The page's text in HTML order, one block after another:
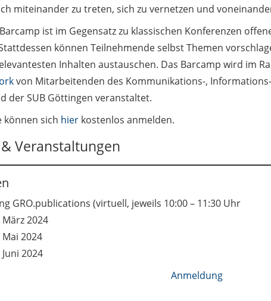
miteinander zu treten, sich zu vernetzen und
ist im Gegensatz zu klassischen Konferenzen
können Teilnehmende selbst Themen
Inhalten austauschen. Das Barcamp wird im
von Mitarbeitenden des Kommunikations-,
der SUB Göttingen veranstaltet.
können sich hier kostenlos anmelden.
Veranstaltungen
GRO.publications (virtuell, jeweils 10:00 – 11:30 Uhr
März 2024
Mai 2024
Juni 2024
Anmeldung